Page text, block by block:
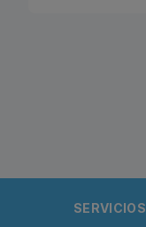
SERVICIOS